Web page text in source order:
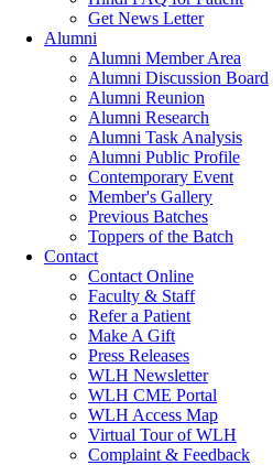
Get News Letter
Alumni
Alumni Member Area
Alumni Discussion Board
Alumni Reunion
Alumni Research
Alumni Task Analysis
Alumni Public Profile
Contemporary Event
Member's Gallery
Previous Batches
Toppers of the Batch
Contact
Contact Online
Faculty & Staff
Refer a Patient
Make A Gift
Press Releases
WLH Newsletter
WLH CME Portal
WLH Access Map
Virtual Tour of WLH
Complaint & Feedback